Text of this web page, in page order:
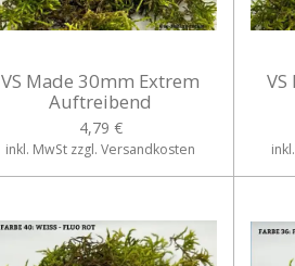
VS Made 30mm Extrem
Auftreibend
4,79 €
inkl. MwSt zzgl. Versandkosten